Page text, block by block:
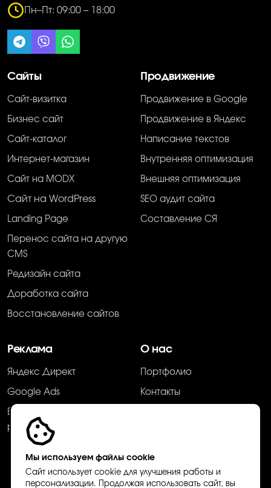
Пн–Пт: 09:00 – 18:00
Сайты
Сайт-визитка
Бизнес сайт
Сайт-каталог
Интернет-магазин
Сайт на MODX
Сайт на WordPress
Landing Page
Перенос сайта на другую
CMS
Редизайн сайта
Доработка сайта
Восстановление сайтов
Продвижение
Продвижение в Google
Продвижение в Яндекс
Написание текстов
Внутренняя оптимизация
Внешняя оптимизация
SEO аудит сайта
Составление СЯ
Реклама
Яндекс Директ
Google Ads
Ведение контекстной
рекламы
О нас
Портфолио
Контакты
Блог
Сервисы
Мы используем файлы cookie
Сайт использует cookie для улучшения работы и
персонализации. Продолжая использовать сайт, вы